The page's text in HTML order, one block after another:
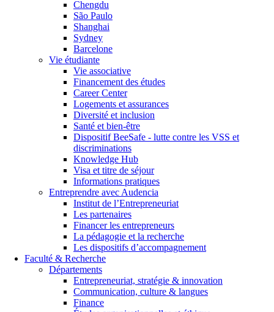
Chengdu
São Paulo
Shanghai
Sydney
Barcelone
Vie étudiante
Vie associative
Financement des études
Career Center
Logements et assurances
Diversité et inclusion
Santé et bien-être
Dispositif BeeSafe - lutte contre les VSS et
discriminations
Knowledge Hub
Visa et titre de séjour
Informations pratiques
Entreprendre avec Audencia
Institut de l’Entrepreneuriat
Les partenaires
Financer les entrepreneurs
La pédagogie et la recherche
Les dispositifs d’accompagnement
Faculté & Recherche
Départements
Entrepreneuriat, stratégie & innovation
Communication, culture & langues
Finance